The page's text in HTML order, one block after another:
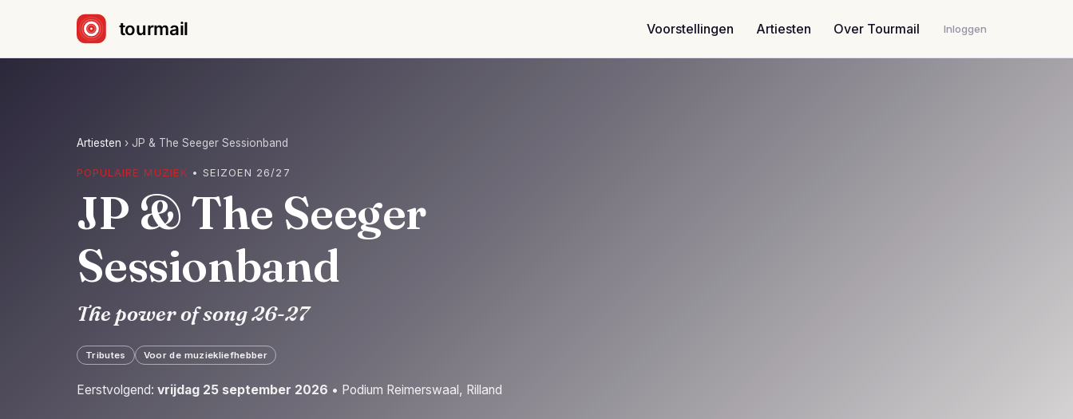
Voorstellingen
Artiesten Over Tourmail Inloggen
Artiesten › JP & The Seeger Sessionband
POPULAIRE MUZIEK • SEIZOEN 26/27
JP & The Seeger
Sessionband
The power of song 26-27
Tributes Voor de muziekliefhebber
Eerstvolgend: vrijdag 25 september 2026 • Podium Reimerswaal, Rilland